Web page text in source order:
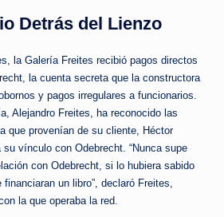
Detrás del Lienzo
la Galería Freites recibió pagos directos
la cuenta secreta que la constructora
y pagos irregulares a funcionarios.
Alejandro Freites, ha reconocido las
que provenían de su cliente, Héctor
vínculo con Odebrecht. “Nunca supe
con Odebrecht, si lo hubiera sabido
financiaran un libro”, declaró Freites,
la que operaba la red.